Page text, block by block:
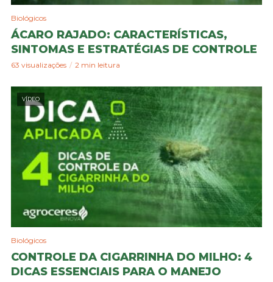
Biológicos
ÁCARO RAJADO: CARACTERÍSTICAS,
SINTOMAS E ESTRATÉGIAS DE CONTROLE
63 visualizações 2 min leitura
VÍDEO
Biológicos
CONTROLE DA CIGARRINHA DO MILHO: 4
DICAS ESSENCIAIS PARA O MANEJO